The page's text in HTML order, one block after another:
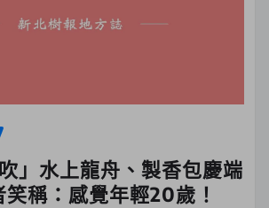
」水上龍舟、製香包慶端
稱：感覺年輕20歲！